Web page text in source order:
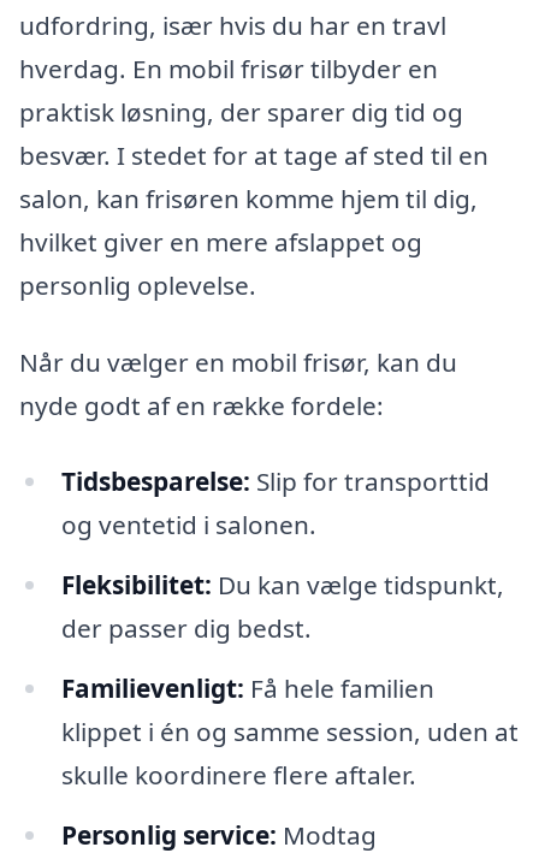
udfordring, især hvis du har en travl
hverdag. En mobil frisør tilbyder en
praktisk løsning, der sparer dig tid og
besvær. I stedet for at tage af sted til en
salon, kan frisøren komme hjem til dig,
hvilket giver en mere afslappet og
personlig oplevelse.
Når du vælger en mobil frisør, kan du
nyde godt af en række fordele:
Tidsbesparelse: Slip for transporttid
og ventetid i salonen.
Fleksibilitet: Du kan vælge tidspunkt,
der passer dig bedst.
Familievenligt: Få hele familien
klippet i én og samme session, uden at
skulle koordinere flere aftaler.
Personlig service: Modtag